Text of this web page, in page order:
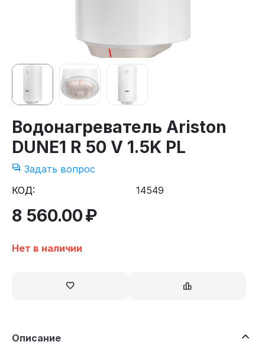
Водонагреватель Ariston
DUNE1 R 50 V 1.5K PL
Задать вопрос
КОД:
14549
8 560.00₽
Нет в наличии
Описание